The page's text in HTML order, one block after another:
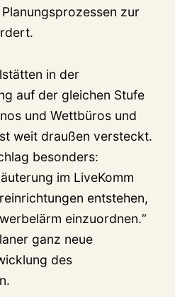
zur
in der
auf der gleichen Stufe
und Wettbüros und
weit draußen versteckt.
besonders:
im LiveKomm
entstehen,
einzuordnen.“
ganz neue
des